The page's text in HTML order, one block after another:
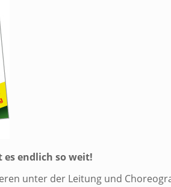
endlich so weit!
unter der Leitung und